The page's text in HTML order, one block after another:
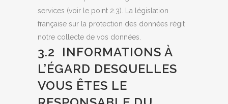
services (voir le point 2.3). La législation
française sur la protection des données régit
notre collecte de vos données.
3.2 INFORMATIONS À
L’ÉGARD DESQUELLES
VOUS ÊTES LE